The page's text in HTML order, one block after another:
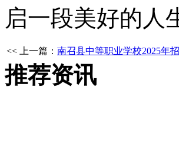
启一段美好的人
<< 上一篇： 南召县中等职业学校2025年
推荐资讯